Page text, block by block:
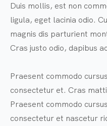
Duis mollis, est non
ligula, eget lacinia odio.
magnis dis parturient
Cras justo odio, dapibus
Praesent commodo
consectetur et. Cras
Praesent commodo
consectetur et nascetur